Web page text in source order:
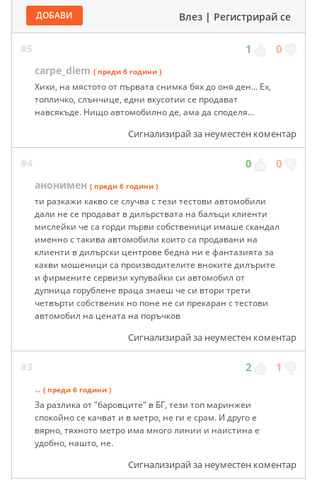
ДОБАВИ Влез | Регистрирай се
#5 1 0
carpe_diem ( преди 6 години )
Хихи, на мястото от първата снимка бях до оня ден... Ех,
топличко, слънчице, едни вкусотии се продават
навсякъде. Нищо автомобилно де, ама да споделя...
Сигнализирай за неуместен коментар
#4 0 0
анонимен ( преди 6 години )
ти разкажи какво се случва с тези тестови автомобили
дали не се продават в дилърствата на балъци клиенти
мислейки че са горди първи собственици имаше скандал
именно с такива автомобили които са продавани на
клиенти в дилърски центрове бедна ни е фантазията за
какви мошеници са производителите вноките дилърите
и фирмените сервизи купувайки си автомобил от
дупница горублене враца знаеш че си втори трети
четвърти собственик но поне не си прекаран с тестови
автомобил на цената на поръчков
Сигнализирай за неуместен коментар
#3 2 1
.. ( преди 6 години )
За разлика от "баровците" в БГ, тези топ маринжеи
спокойно се качват и в метро, не ги е срам. И друго е
вярно, тяхното метро има много линии и наистина е
удобно, нашто, не.
Сигнализирай за неуместен коментар